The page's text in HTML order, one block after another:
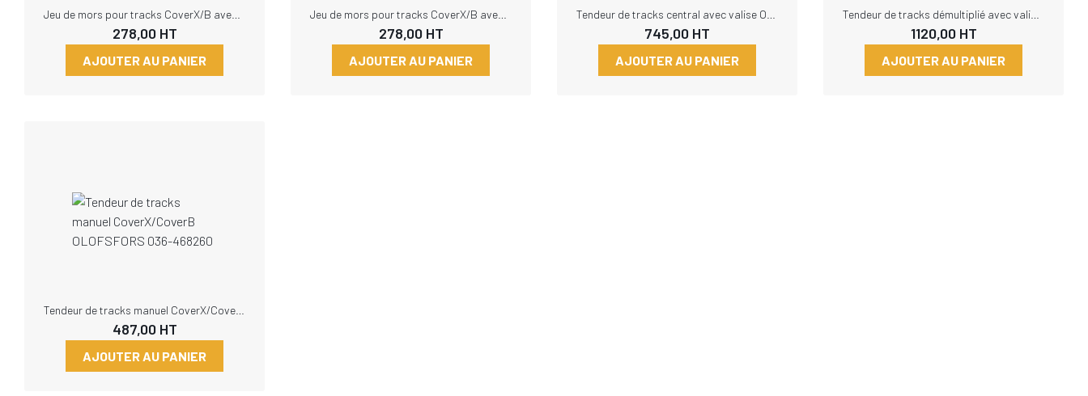
278,00HT
AJOUTER AU PANIER
278,00HT
AJOUTER AU PANIER
745,00 HT
AJOUTER AU PANIER
1120,00HT
AJOUTER AU PANIER
487,00HT
AJOUTER AU PANIER